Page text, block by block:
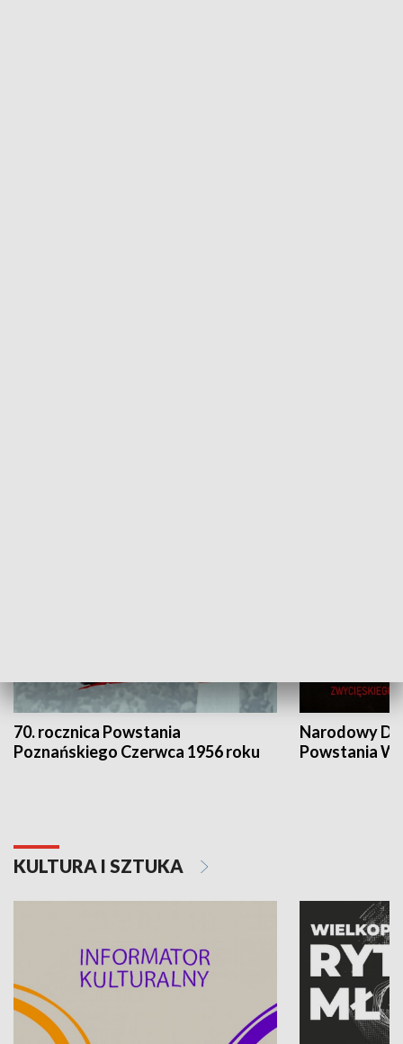
70. rocznica Powstania
Poznańskiego Czerwca 1956 roku
Narodowy
Powstania
KULTURA I SZTUKA